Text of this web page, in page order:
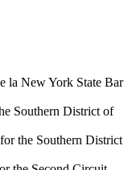
la New York State Bar
Southern District of
the Southern District